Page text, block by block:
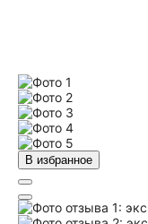
В избранное